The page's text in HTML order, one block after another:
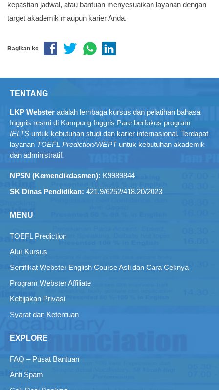
kepastian jadwal, atau bantuan menyesuaikan layanan dengan
target akademik maupun karier Anda.
Bagikan ke
TENTANG
LKP Webster adalah lembaga kursus dan pelatihan bahasa
Inggris resmi di Kampung Inggris Pare berfokus program
IELTS untuk kebutuhan studi dan karier internasional. Terdapat
layanan TOEFL Prediction/WEPTuntuk kebutuhan akademik
dan administratif.
NPSN (Kemendikdasmen): K9989844
SK Dinas Pendidikan: 421.9/6252/418.20/2023
MENU
TOEFL Prediction
Alur Kursus
Sertifikat Webster English Course Asli dan Cara Ceknya
Program Webster Affiliate
Kebijakan Privasi
Syarat dan Ketentuan
EXPLORE
FAQ – Pusat Bantuan
Anti Spam